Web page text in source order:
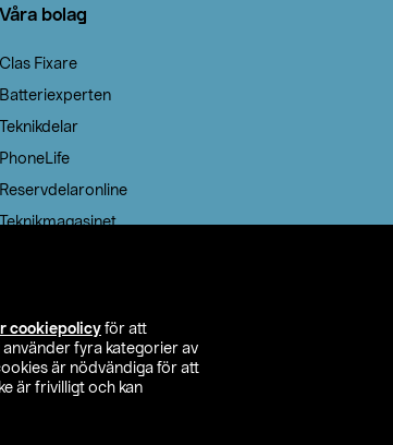
cookiepolicy för att
fyra kategorier av
är nödvändiga för att
är frivilligt och kan
Våra bolag
Clas Fixare
Batteriexperten
Teknikdelar
PhoneLife
Reservdelaronline
Teknikmagasinet